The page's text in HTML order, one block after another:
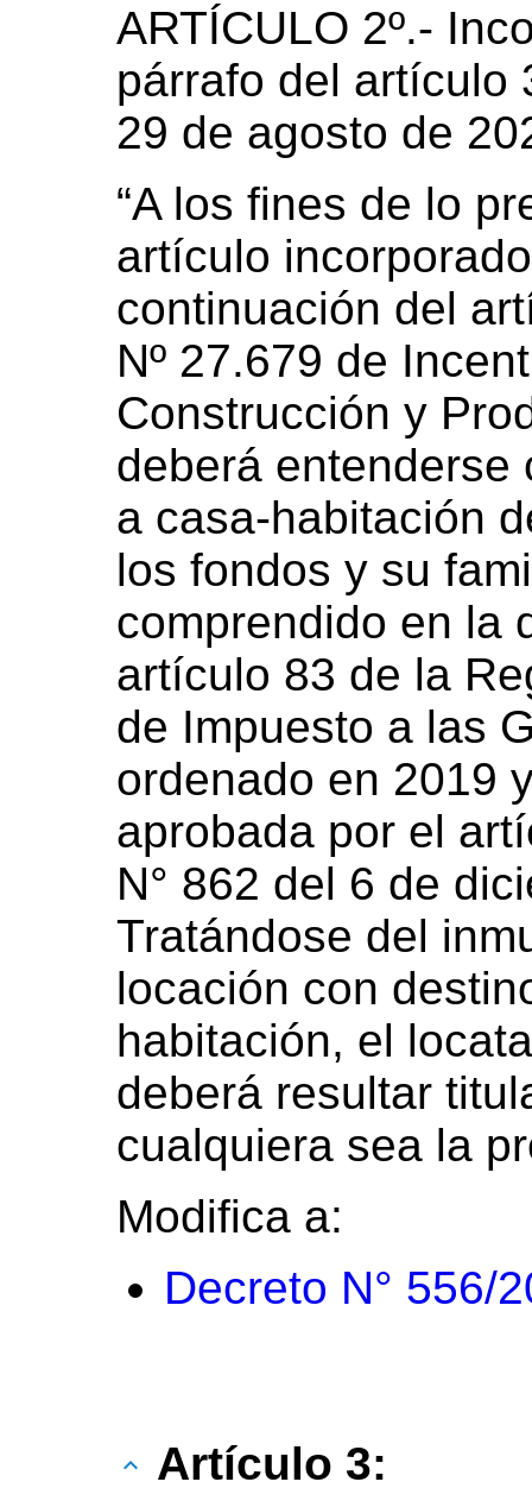
ARTÍCULO 2º.-
párrafo del artículo
29 de agosto de
“A los fines de lo
artículo
continuación del
Nº 27.679 de
Construcción y
deberá entenderse
a casa-habitación
los fondos y su
comprendido en la
artículo 83 de la
de Impuesto a las
ordenado en 2019
aprobada por el
N° 862 del 6 de
Tratándose del
locación con
habitación, el
deberá resultar
cualquiera sea la
Modifica a:
Decreto N° 556/
Artículo 3: